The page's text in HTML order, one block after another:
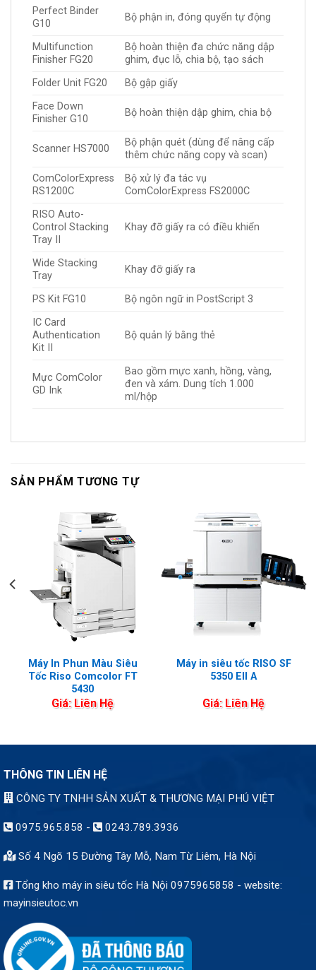
Perfect Binder
G10
Bộ phận in, đóng quyển tự động
Multifunction
Finisher FG20
Bộ hoàn thiện đa chức năng dập
ghim, đục lỗ, chia bộ, tạo sách
Folder Unit FG20
Bộ gập giấy
Face Down
Finisher G10
Bộ hoàn thiện dập ghim, chia bộ
Scanner HS7000
Bộ phận quét (dùng để nâng cấp
thêm chức năng copy và scan)
ComColorExpress
RS1200C
Bộ xử lý đa tác vụ
ComColorExpress FS2000C
RISO Auto-
Control Stacking
Tray II
Khay đỡ giấy ra có điều khiển
Wide Stacking
Tray
Khay đỡ giấy ra
PS Kit FG10
Bộ ngôn ngữ in PostScript 3
IC Card
Authentication
Kit II
Bộ quản lý bằng thẻ
Mực ComColor
GD Ink
Bao gồm mực xanh, hồng, vàng,
đen và xám. Dung tích 1.000
ml/hộp
SẢN PHẨM TƯƠNG TỰ
Máy In Phun Màu Siêu
Tốc Riso Comcolor FT
5430
Giá: Liên Hệ
Máy in siêu tốc RISO SF
5350 EII A
Giá: Liên Hệ
THÔNG TIN LIÊN HỆ
CÔNG TY TNHH SẢN XUẤT & THƯƠNG MẠI PHÚ VIỆT
0975.965.858 - 0243.789.3936
Số 4 Ngõ 15 Đường Tây Mỗ, Nam Từ Liêm, Hà Nội
Tổng kho máy in siêu tốc Hà Nội 0975965858 - website:
mayinsieutoc.vn